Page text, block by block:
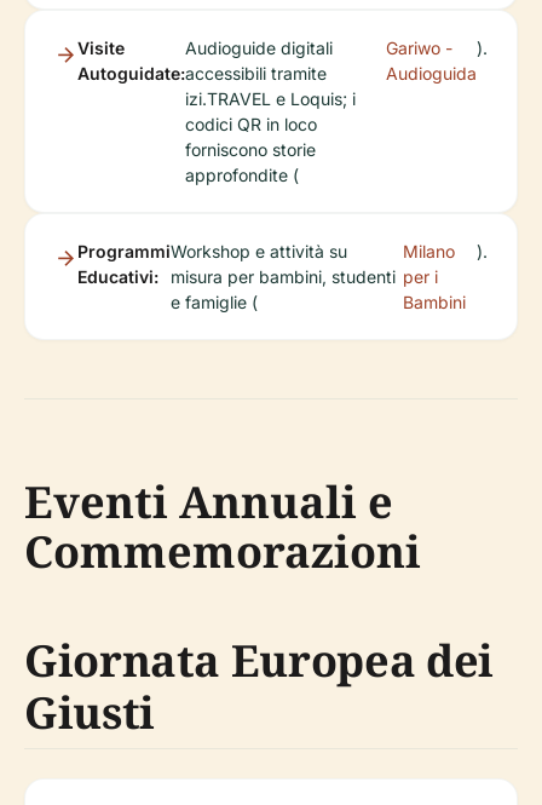
Visite
Autoguidate:
Audioguide digitali
accessibili tramite
izi.TRAVEL e Loquis; i
codici QR in loco
forniscono storie
approfondite (
Gariwo -
Audioguida
).
Programmi
Educativi:
Workshop e attività su
misura per bambini, studenti
e famiglie (
Milano
per i
Bambini
).
Eventi Annuali e
Commemorazioni
Giornata Europea dei
Giusti